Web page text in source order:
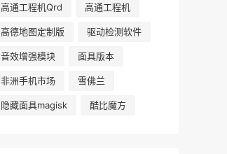
高通工程机Qrd 高通工程机
高德地图定制版 驱动检测软件
音效增强模块 面具版本
非洲手机市场 雪佛兰
隐藏面具magisk 酷比魔方